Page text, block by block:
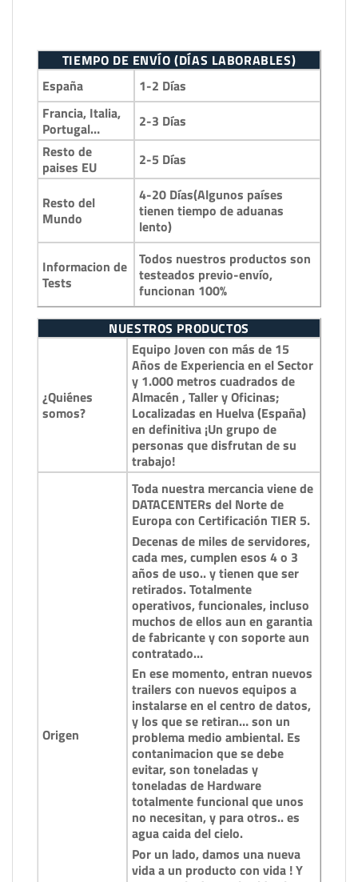
TIEMPO DE ENVÍO (DÍAS LABORABLES)
España
1-2 Días
Francia, Italia,
Portugal…
2-3 Días
Resto de
paises EU
2-5 Días
Resto del
Mundo
4-20 Días(Algunos países
tienen tiempo de aduanas
lento)
Informacion de
Tests
Todos nuestros productos son
testeados previo-envío,
funcionan 100%
NUESTROS PRODUCTOS
¿Quiénes
somos?
Equipo Joven con más de 15
Años de Experiencia en el Sector
y 1.000 metros cuadrados de
Almacén , Taller y Oficinas;
Localizadas en Huelva (España)
en definitiva ¡Un grupo de
personas que disfrutan de su
trabajo!
Origen
Toda nuestra mercancia viene de
DATACENTERs del Norte de
Europa con Certificación TIER 5.
Decenas de miles de servidores,
cada mes, cumplen esos 4 o 3
años de uso.. y tienen que ser
retirados. Totalmente
operativos, funcionales, incluso
muchos de ellos aun en garantia
de fabricante y con soporte aun
contratado…
En ese momento, entran nuevos
trailers con nuevos equipos a
instalarse en el centro de datos,
y los que se retiran… son un
problema medio ambiental. Es
contanimacion que se debe
evitar, son toneladas y
toneladas de Hardware
totalmente funcional que unos
no necesitan, y para otros.. es
agua caida del cielo.
Por un lado, damos una nueva
vida a un producto con vida ! Y